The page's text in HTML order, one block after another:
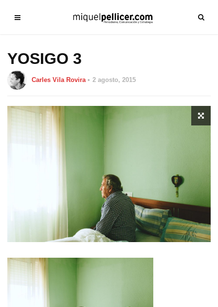
YOSIGO 3
Carles Vila Rovira 2 agosto, 2015